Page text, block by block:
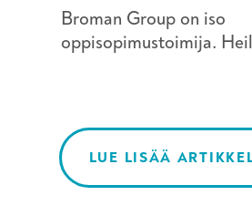
Broman Group on iso
oppisopimustoimija.
LUE LISÄÄ